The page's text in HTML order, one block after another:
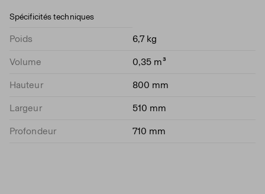
Spécificités techniques
Poids 6,7 kg
Volume 0,35 m³
Hauteur 800 mm
Largeur 510 mm
Profondeur 710 mm